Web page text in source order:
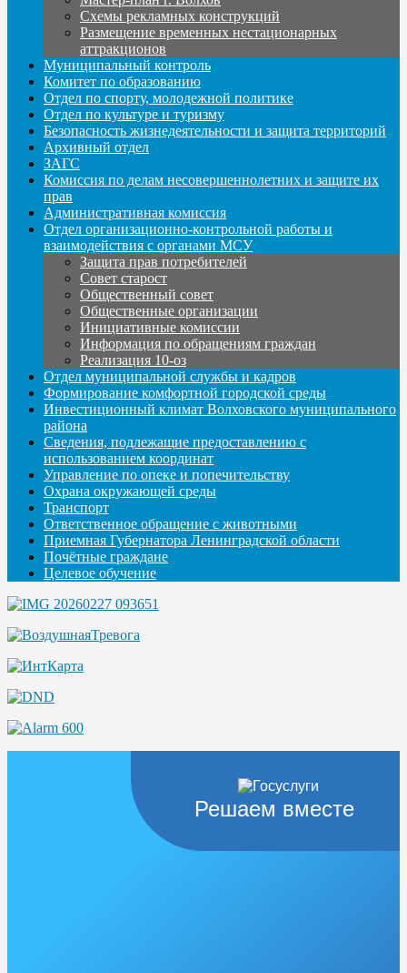
Схемы рекламных конструкций
Размещение временных нестационарных
аттракционов
Муниципальный контроль
Комитет по образованию
Отдел по спорту, молодежной политике
Отдел по культуре и туризму
Безопасность жизнедеятельности и защита территорий
Архивный отдел
ЗАГС
Комиссия по делам несовершеннолетних и защите их
прав
Административная комиссия
Отдел организационно-контрольной работы и
взаимодействия с органами МСУ
Защита прав потребителей
Совет старост
Общественный совет
Общественные организации
Инициативные комиссии
Информация по обращениям граждан
Реализация 10-оз
Отдел муниципальной службы и кадров
Формирование комфортной городской среды
Инвестиционный климат Волховского муниципального
района
Сведения, подлежащие предоставлению с
использованием координат
Управление по опеке и попечительству
Охрана окружающей среды
Транспорт
Ответственное обращение с животными
Приемная Губернатора Ленинградской области
Почётные граждане
Целевое обучение
Решаем вместе